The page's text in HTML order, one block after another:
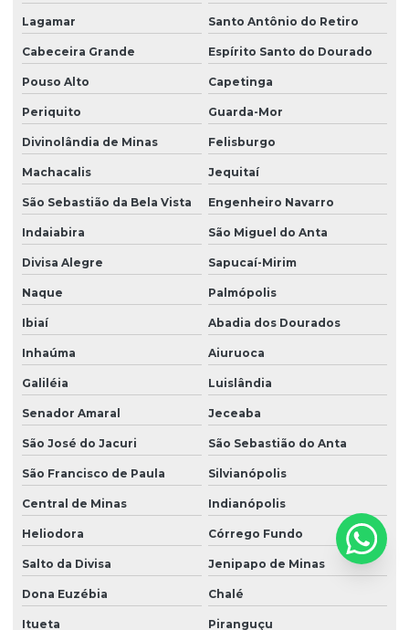
Lagamar Santo Antônio do Retiro
Cabeceira Grande Espírito Santo do Dourado
Pouso Alto Capetinga
Periquito Guarda-Mor
Divinolândia de Minas Felisburgo
Machacalis Jequitaí
São Sebastião da Bela Vista Engenheiro Navarro
Indaiabira São Miguel do Anta
Divisa Alegre Sapucaí-Mirim
Naque Palmópolis
Ibiaí Abadia dos Dourados
Inhaúma Aiuruoca
Galiléia Luislândia
Senador Amaral Jeceaba
São José do Jacuri São Sebastião do Anta
São Francisco de Paula Silvianópolis
Central de Minas Indianópolis
Heliodora Córrego Fundo
Salto da Divisa Jenipapo de Minas
Dona Euzébia Chalé
Itueta Piranguçu